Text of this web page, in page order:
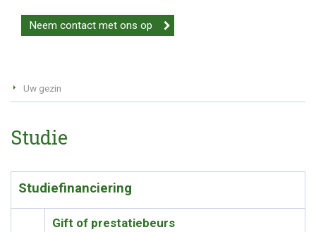
Neem contact met ons op
Uw gezin
Studie
Studiefinanciering
Gift of prestatiebeurs